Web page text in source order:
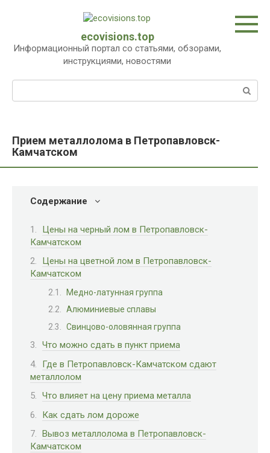
ecovisions.top
Информационный портал со статьями, обзорами,
инструкциями, новостями
Прием металлолома в Петропавловск-
Камчатском
Содержание
Цены на черный лом в Петропавловск-
Камчатском
Цены на цветной лом в Петропавловск-
Камчатском
Медно-латунная группа
Алюминиевые сплавы
Свинцово-оловянная группа
Что можно сдать в пункт приема
Где в Петропавловск-Камчатском сдают
металлолом
Что влияет на цену приема металла
Как сдать лом дороже
Вывоз металлолома в Петропавловск-
Камчатском